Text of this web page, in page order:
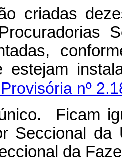
criadas
estejam
nº
Ficam
Seccional
da